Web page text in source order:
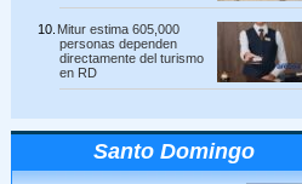
Mitur estima 605,000
personas dependen
directamente del turismo
en RD
Santo Domingo